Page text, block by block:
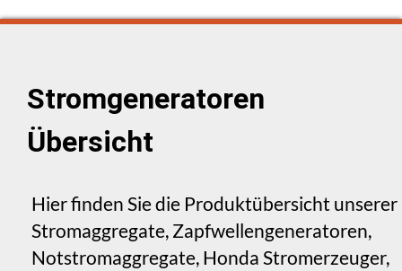
Stromgeneratoren
Übersicht
Hier finden Sie die Produktübersicht unserer
Stromaggregate, Zapfwellengeneratoren,
Notstromaggregate, Honda Stromerzeuger,